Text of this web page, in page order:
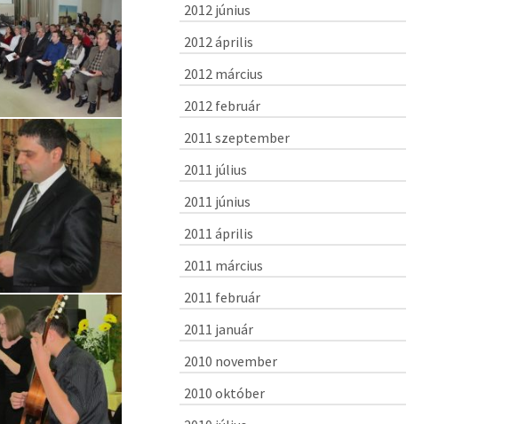
2012 június
2012 április
2012 március
2012 február
2011 szeptember
2011 július
2011 június
2011 április
2011 március
2011 február
2011 január
2010 november
2010 október